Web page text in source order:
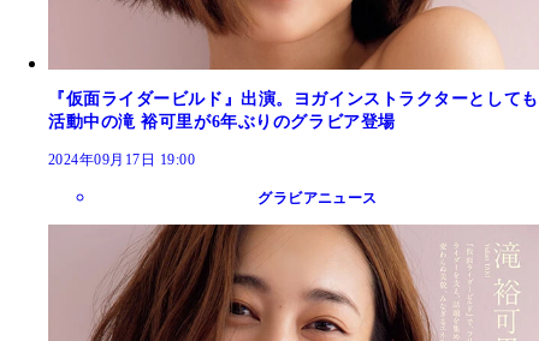
『仮面ライダービルド』出演。ヨガインストラクターとしても
活動中の滝 裕可里が6年ぶりのグラビア登場
2024年09月17日 19:00
グラビアニュース